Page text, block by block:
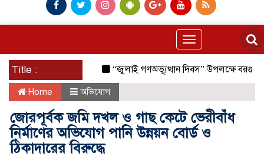
Toggle
navigation
Title : “জুলাই গণঅভ্যূত্থান দিবস” উপলক্ষে বরগুনা জেলা
Home অভিযোগ
জোরপূর্বক জমি দখল ও গাছ কেটে ভেরীবাঁধ
নির্মাণের অভিযোগ পানি উন্নয়ন বোর্ড ও
ঠিকাদারের বিরুদ্ধে